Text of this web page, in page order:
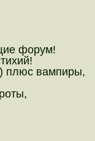
форум!
плюс вампиры,